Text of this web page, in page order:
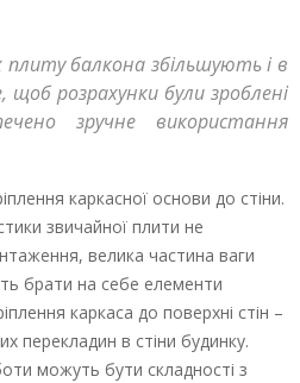
плиту балкона збільшують і в
щоб розрахунки були зроблені
зручне використання
каркасної основи до стіни.
звичайної плити не
велика частина ваги
брати на себе елементи
каркаса до поверхні стін –
перекладин в стіни будинку.
можуть бути складності з